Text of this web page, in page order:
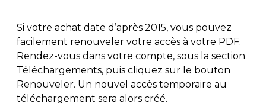
Si votre achat date d’après 2015, vous pouvez
facilement renouveler votre accès à votre PDF.
Rendez-vous dans votre compte, sous la section
Téléchargements, puis cliquez sur le bouton
Renouveler. Un nouvel accès temporaire au
téléchargement sera alors créé.